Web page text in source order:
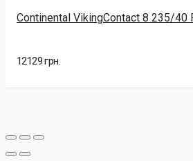
Continental VikingContact 8 235/40
12129 грн.